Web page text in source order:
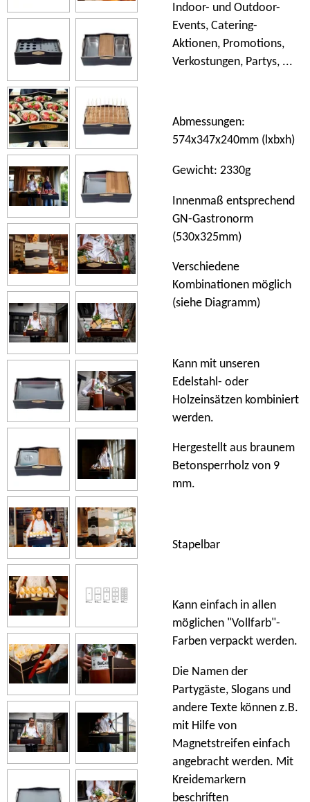
Indoor- und Outdoor-
Events, Catering-
Aktionen, Promotions,
Verkostungen, Partys, ...
Abmessungen:
574x347x240mm (lxbxh)
Gewicht: 2330g
Innenmaß entsprechend
GN-Gastronorm
(530x325mm)
Verschiedene
Kombinationen möglich
(siehe Diagramm)
Kann mit unseren
Edelstahl- oder
Holzeinsätzen kombiniert
werden.
Hergestellt aus braunem
Betonsperrholz von 9
mm.
Stapelbar
Kann einfach in allen
möglichen "Vollfarb"-
Farben verpackt werden.
Die Namen der
Partygäste, Slogans und
andere Texte können z.B.
mit Hilfe von
Magnetstreifen einfach
angebracht werden. Mit
Kreidemarkern
beschriften